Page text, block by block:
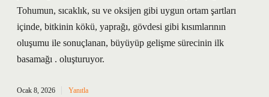
Tohumun, sıcaklık, su ve oksijen gibi uygun ortam şartları
içinde, bitkinin kökü, yaprağı, gövdesi gibi kısımlarının
oluşumu ile sonuçlanan, büyüyüp gelişme sürecinin ilk
basamağı . oluşturuyor.
Ocak 8, 2026 Yanıtla